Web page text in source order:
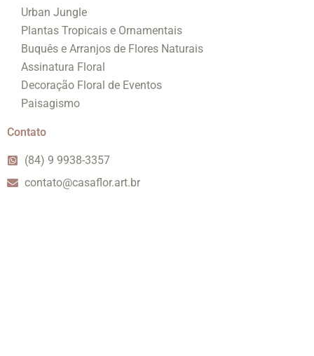
Urban Jungle
Plantas Tropicais e Ornamentais
Buquês e Arranjos de Flores Naturais
Assinatura Floral
Decoração Floral de Eventos
Paisagismo
Contato
(84) 9 9938-3357
contato@casaflor.art.br